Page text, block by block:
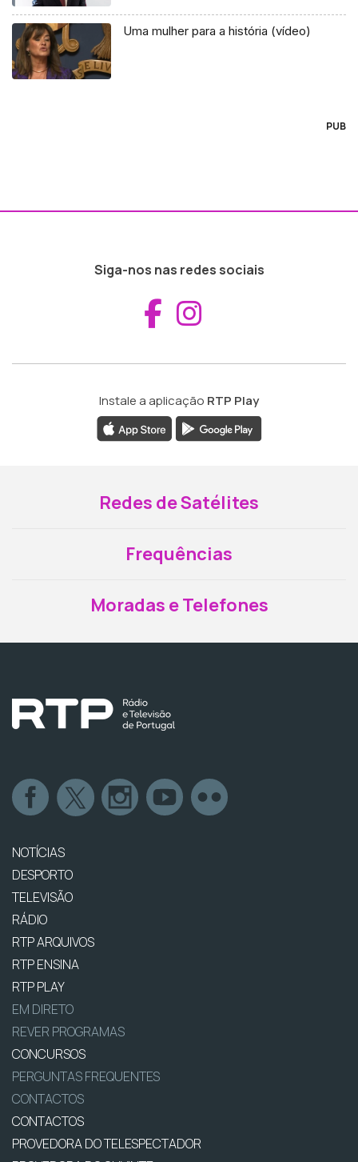
Uma mulher para a história (vídeo)
PUB
Siga-nos nas redes sociais
Aceder ao
Instale a aplicação RTP Play
Redes de Satélites
Frequências
Moradas e Telefones
NOTÍCIAS
DESPORTO
TELEVISÃO
RÁDIO
RTP ARQUIVOS
RTP ENSINA
RTP PLAY
EM DIRETO
REVER PROGRAMAS
CONCURSOS
PERGUNTAS FREQUENTES
CONTACTOS
CONTACTOS
PROVEDORA DO TELESPECTADOR